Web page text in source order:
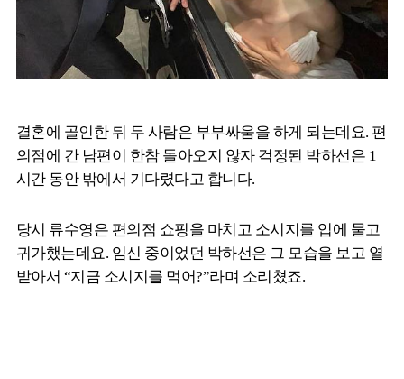
결혼에 골인한 뒤 두 사람은 부부싸움을 하게 되는데요. 편
의점에 간 남편이 한참 돌아오지 않자 걱정된 박하선은 1
시간 동안 밖에서 기다렸다고 합니다.
당시 류수영은 편의점 쇼핑을 마치고 소시지를 입에 물고
귀가했는데요. 임신 중이었던 박하선은 그 모습을 보고 열
받아서 “지금 소시지를 먹어?”라며 소리쳤죠.